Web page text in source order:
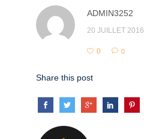
ADMIN3252
20 JUILLET 2016
0 0
Share this post